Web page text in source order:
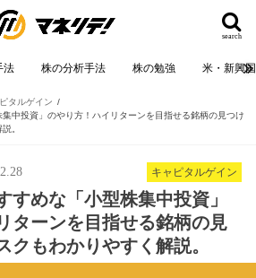
search
法 株の分析手法 株の勉強 米・新興
タルゲイン
中投資」のやり方！ハイリターンを目指せる銘柄の見つけ
。
キャピタルゲイン
すめな「小型株集中投資」
ターンを目指せる銘柄の見
クもわかりやすく解説。